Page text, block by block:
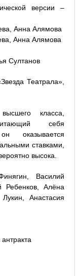
версии –
Анна Алямова
Анна Алямова
Султанов
Театрала»,
класса,
себя
оказывается
ставками,
высока.
Василий
Ребенков, Алёна
Анастасия